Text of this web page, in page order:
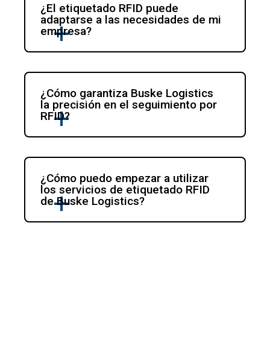
¿El etiquetado RFID puede
adaptarse a las necesidades de mi
empresa?
¿Cómo garantiza Buske Logistics
la precisión en el seguimiento por
RFID?
¿Cómo puedo empezar a utilizar
los servicios de etiquetado RFID
de Buske Logistics?